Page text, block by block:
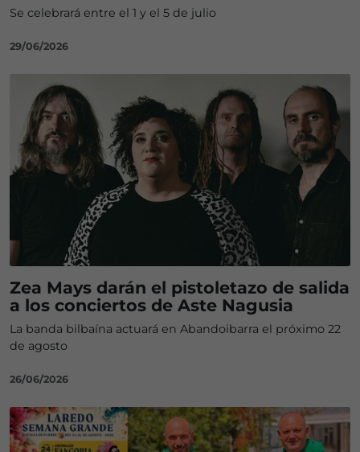
Se celebrará entre el 1 y el 5 de julio
29/06/2026
Zea Mays darán el pistoletazo de salida
a los conciertos de Aste Nagusia
La banda bilbaína actuará en Abandoibarra el próximo 22
de agosto
26/06/2026